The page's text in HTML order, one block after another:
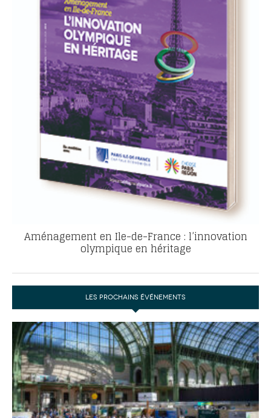
Aménagement en Ile-de-France : l’innovation
olympique en héritage
LES PROCHAINS ÉVÉNEMENTS